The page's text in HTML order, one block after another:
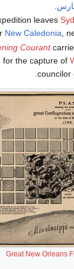
leaves
New Caledonia,
Courant
for the capture of
councilor
Great New Orleans